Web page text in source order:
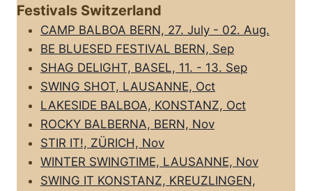
Festivals Switzerland
CAMP BALBOA BERN, 27. July - 02. Aug.
BE BLUESED FESTIVAL BERN, Sep
SHAG DELIGHT, BASEL, 11. - 13. Sep
SWING SHOT, LAUSANNE, Oct
LAKESIDE BALBOA, KONSTANZ, Oct
ROCKY BALBERNA, BERN, Nov
STIR IT!, ZÜRICH, Nov
WINTER SWINGTIME, LAUSANNE, Nov
SWING IT KONSTANZ, KREUZLINGEN,